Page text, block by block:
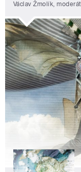
Václav Žmolík,